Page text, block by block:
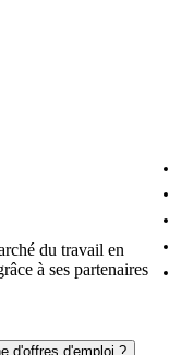
du travail en
à ses partenaires
d'offres d'emploi ?